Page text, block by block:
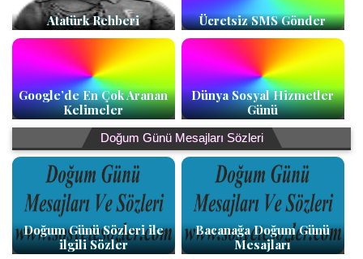
Atatürk Rehberi Ücretsiz SMS Gönder
Google’de En Çok Aranan
Kelimeler
Dünya Sosyal Hizmetler
Günü
Doğum Günü Mesajları Sözleri
Doğum Günü Sözleri ile
ilgili Sözler
Bacanağa Doğum Günü
Mesajları